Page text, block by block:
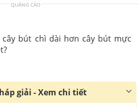
QUẢNG CÁO
bút chì dài hơn cây bút mực
giải - Xem chi tiết